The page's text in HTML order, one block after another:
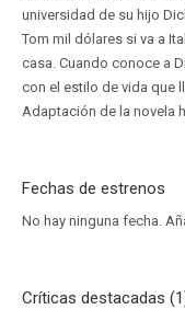
universidad de su hijo
Tom mil dólares si va a
casa. Cuando conoce a
con el estilo de vida que
Adaptación de la novela
Fechas de estrenos
No hay ninguna fecha.
Críticas destacadas